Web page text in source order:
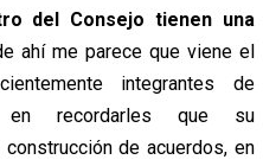
del Consejo tienen una
ahí me parece que viene el
integrantes de
en recordarles que su
de acuerdos, en